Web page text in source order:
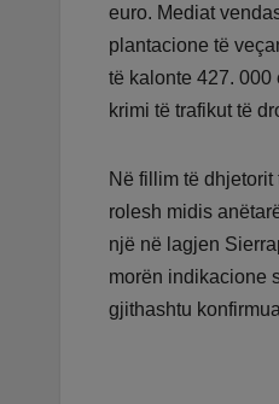
euro. Mediat
plantacione të
të kalonte 427. 000
krimi të trafikut të
Në fillim të
rolesh midis
një në lagjen
morën indikacione
gjithashtu